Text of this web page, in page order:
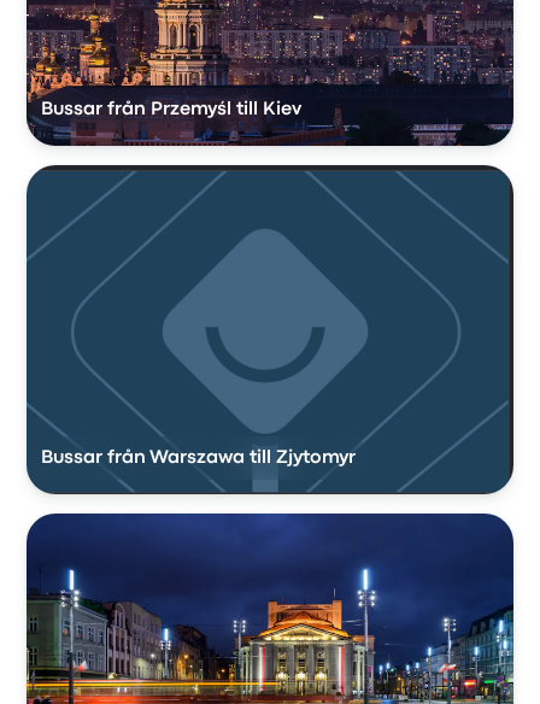
Bussar från Przemyśl till Kiev
Bussar från Warszawa till Zjytomyr